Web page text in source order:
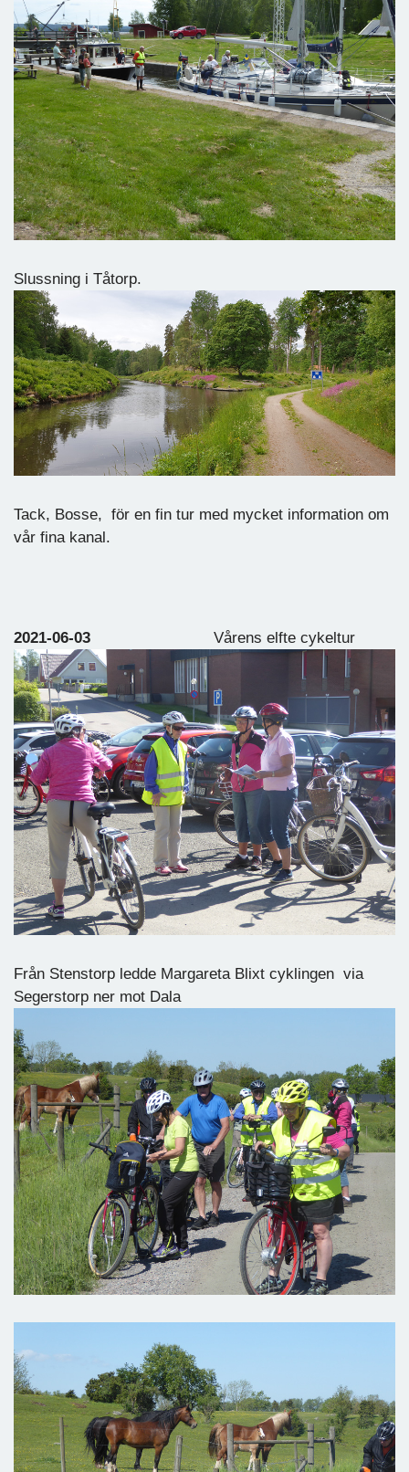
Slussning i Tåtorp.
Tack, Bosse, för en fin tur med mycket information om
vår fina kanal.
2021-06-03 Vårens elfte cykeltur
Från Stenstorp ledde Margareta Blixt cyklingen via
Segerstorp ner mot Dala